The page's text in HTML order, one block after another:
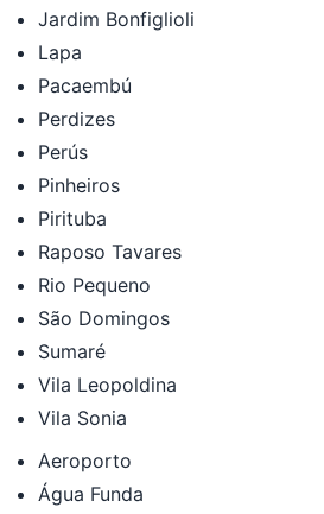
Jardim Bonfiglioli
Lapa
Pacaembú
Perdizes
Perús
Pinheiros
Pirituba
Raposo Tavares
Rio Pequeno
São Domingos
Sumaré
Vila Leopoldina
Vila Sonia
Aeroporto
Água Funda